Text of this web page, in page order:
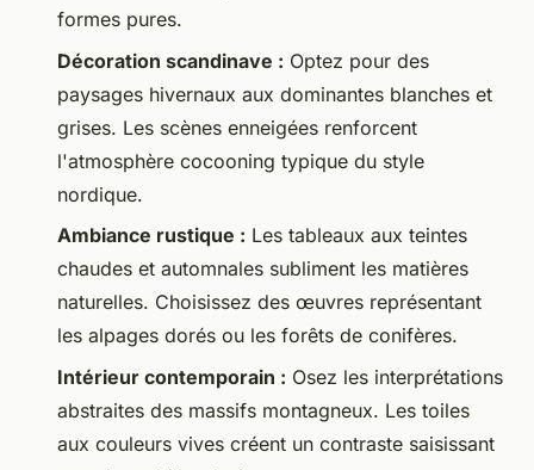
formes pures.
Décoration scandinave : Optez pour des
paysages hivernaux aux dominantes blanches et
grises. Les scènes enneigées renforcent
l'atmosphère cocooning typique du style
nordique.
Ambiance rustique : Les tableaux aux teintes
chaudes et automnales subliment les matières
naturelles. Choisissez des œuvres représentant
les alpages dorés ou les forêts de conifères.
Intérieur contemporain : Osez les interprétations
abstraites des massifs montagneux. Les toiles
aux couleurs vives créent un contraste saisissant